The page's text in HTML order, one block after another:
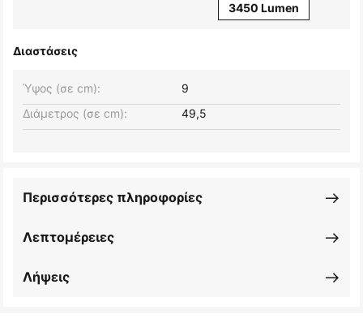
3450 Lumen
Διαστάσεις
Ύψος (σε cm):
9
Διάμετρος (σε cm):
49,5
Λεπτομέρειες
Περισσότερες πληροφορίες
Λήψεις